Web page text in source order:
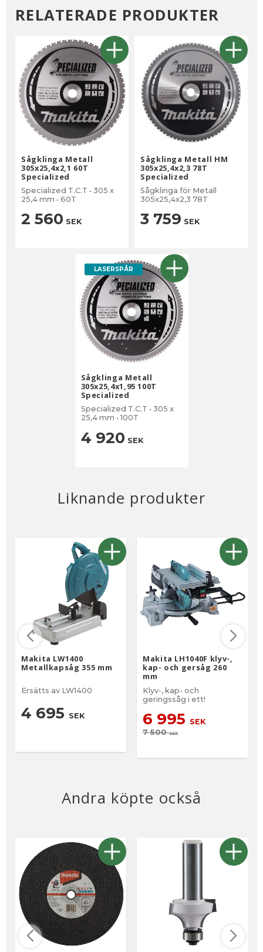
RELATERADE PRODUKTER
Sågklinga Metall
305x25,4x2,1 60T
Specialized
Specialized T.C.T • 305 x
25,4 mm • 60T
2 560 SEK
Sågklinga Metall HM
305x25,4x2,3 78T
Specialized
Sågklinga för Metall
305x25,4x2,3 78T
3 759 SEK
Sågklinga Metall
305x25,4x1,95 100T
Specialized
Specialized T.C.T • 305 x
25,4 mm • 100T
4 920 SEK
LASERSPÅR
Liknande produkter
Makita LW1400
Metallkapsåg 355 mm
Ersätts av LW1400
4 695 SEK
Makita LH1040F klyv-,
kap- och gersåg 260
mm
Klyv-, kap- och
geringssåg i ett!
6 995 SEK
7 500SEK
Andra köpte också